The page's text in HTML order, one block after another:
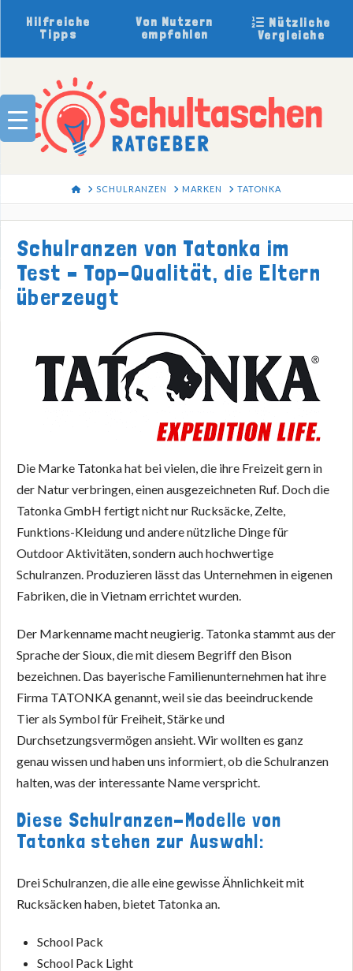
Hilfreiche
Tipps
Von Nutzern
empfohlen
Nützliche
Vergleiche
HOME
SCHULRANZEN MARKEN TATONKA
Schulranzen von Tatonka im
Test – Top-Qualität, die Eltern
überzeugt
Die Marke Tatonka hat bei vielen, die ihre Freizeit gern in
der Natur verbringen, einen ausgezeichneten Ruf. Doch die
Tatonka GmbH fertigt nicht nur Rucksäcke, Zelte,
Funktions-Kleidung und andere nützliche Dinge für
Outdoor Aktivitäten, sondern auch hochwertige
Schulranzen. Produzieren lässt das Unternehmen in eigenen
Fabriken, die in Vietnam errichtet wurden.
Der Markenname macht neugierig. Tatonka stammt aus der
Sprache der Sioux, die mit diesem Begriff den Bison
bezeichnen. Das bayerische Familienunternehmen hat ihre
Firma TATONKA genannt, weil sie das beeindruckende
Tier als Symbol für Freiheit, Stärke und
Durchsetzungsvermögen ansieht. Wir wollten es ganz
genau wissen und haben uns informiert, ob die Schulranzen
halten, was der interessante Name verspricht.
Diese Schulranzen-Modelle von
Tatonka stehen zur Auswahl:
Drei Schulranzen, die alle eine gewisse Ähnlichkeit mit
Rucksäcken haben, bietet Tatonka an.
School Pack
School Pack Light